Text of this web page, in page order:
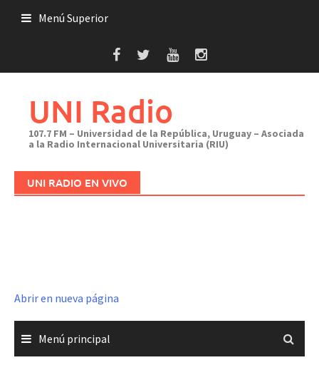
Menú Superior
UNI Radio
107.7 FM – Universidad de la República, Uruguay – Asociada
a la Radio Internacional Universitaria (RIU)
UNI RADIO EN VIVO
Abrir en nueva página
Menú principal